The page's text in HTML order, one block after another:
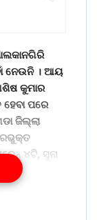
ନେଉନି । ଆୟ
କୁମାର
ପରେ
ଜିଲ୍ଲା
୪ଟି, ସୁନା
୩୮୫
ଭିଜିଲାନ୍ସ